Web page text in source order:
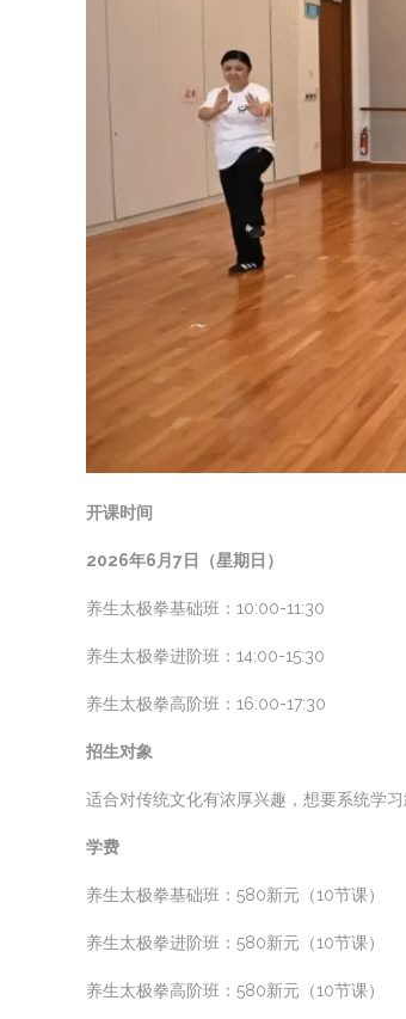
开课时间
2026年6月7日（星期日）
养生太极拳基础班：10:00-11:30
养生太极拳进阶班：14:00-15:30
养生太极拳高阶班：16:00-17:30
招生对象
适合对传统文化有浓厚兴趣，想要系统学
学费
养生太极拳基础班：580新元（10节课）
养生太极拳进阶班：580新元（10节课）
养生太极拳高阶班：580新元（10节课）